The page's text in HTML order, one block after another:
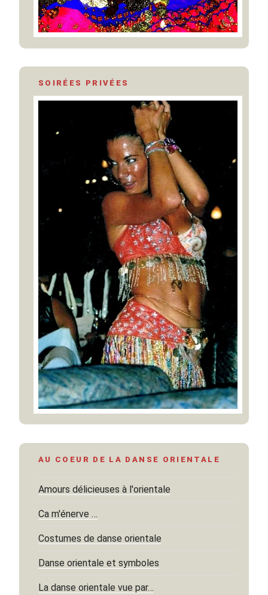
SOIRÉES PRIVÉES
AU COEUR DE LA DANSE ORIENTALE
Amours délicieuses à l'orientale
Ca m'énerve …
Costumes de danse orientale
Danse orientale et symboles
La danse orientale vue par…